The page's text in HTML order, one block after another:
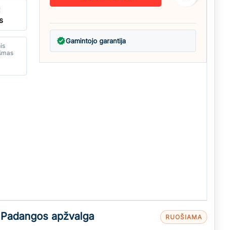
verifiedGamintojo garantija
Padangos apžvalga RUOŠIAMA